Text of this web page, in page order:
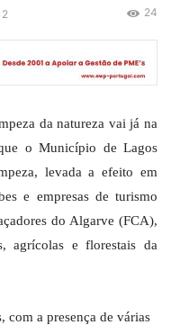
24
da natureza vai já na
o Município de Lagos
levada a efeito em
e empresas de turismo
do Algarve (FCA),
agrícolas e florestais da
com a presença de várias